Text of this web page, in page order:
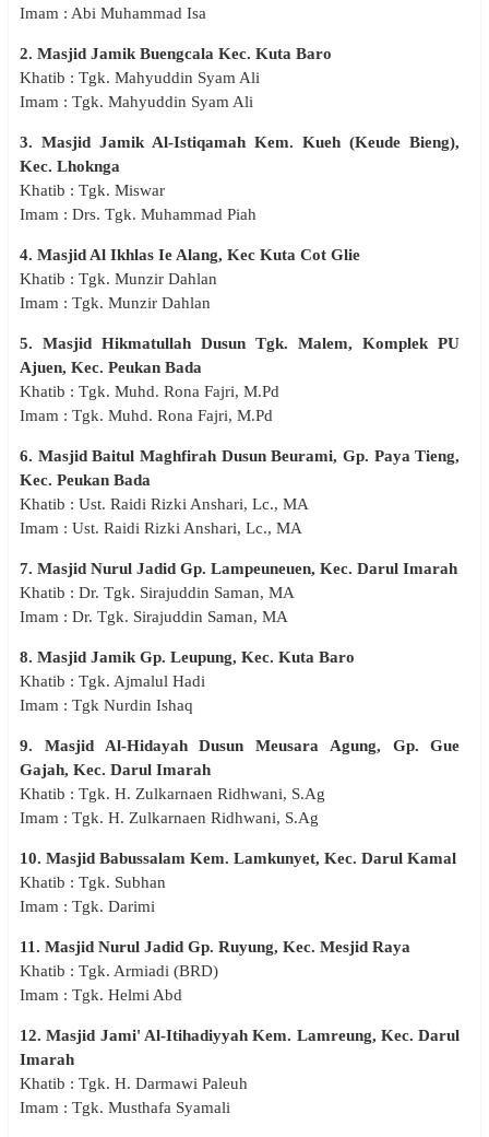
Imam : Abi Muhammad Isa
2. Masjid Jamik Buengcala Kec. Kuta Baro
Khatib : Tgk. Mahyuddin Syam Ali
Imam : Tgk. Mahyuddin Syam Ali
3. Masjid Jamik Al-Istiqamah Kem. Kueh (Keude Bieng),
Kec. Lhoknga
Khatib : Tgk. Miswar
Imam : Drs. Tgk. Muhammad Piah
4. Masjid Al Ikhlas Ie Alang, Kec Kuta Cot Glie
Khatib : Tgk. Munzir Dahlan
Imam : Tgk. Munzir Dahlan
5. Masjid Hikmatullah Dusun Tgk. Malem, Komplek PU
Ajuen, Kec. Peukan Bada
Khatib : Tgk. Muhd. Rona Fajri, M.Pd
Imam : Tgk. Muhd. Rona Fajri, M.Pd
6. Masjid Baitul Maghfirah Dusun Beurami, Gp. Paya Tieng,
Kec. Peukan Bada
Khatib : Ust. Raidi Rizki Anshari, Lc., MA
Imam : Ust. Raidi Rizki Anshari, Lc., MA
7. Masjid Nurul Jadid Gp. Lampeuneuen, Kec. Darul Imarah
Khatib : Dr. Tgk. Sirajuddin Saman, MA
Imam : Dr. Tgk. Sirajuddin Saman, MA
8. Masjid Jamik Gp. Leupung, Kec. Kuta Baro
Khatib : Tgk. Ajmalul Hadi
Imam : Tgk Nurdin Ishaq
9. Masjid Al-Hidayah Dusun Meusara Agung, Gp. Gue
Gajah, Kec. Darul Imarah
Khatib : Tgk. H. Zulkarnaen Ridhwani, S.Ag
Imam : Tgk. H. Zulkarnaen Ridhwani, S.Ag
10. Masjid Babussalam Kem. Lamkunyet, Kec. Darul Kamal
Khatib : Tgk. Subhan
Imam : Tgk. Darimi
11. Masjid Nurul Jadid Gp. Ruyung, Kec. Mesjid Raya
Khatib : Tgk. Armiadi (BRD)
Imam : Tgk. Helmi Abd
12. Masjid Jami' Al-Itihadiyyah Kem. Lamreung, Kec. Darul
Imarah
Khatib : Tgk. H. Darmawi Paleuh
Imam : Tgk. Musthafa Syamali